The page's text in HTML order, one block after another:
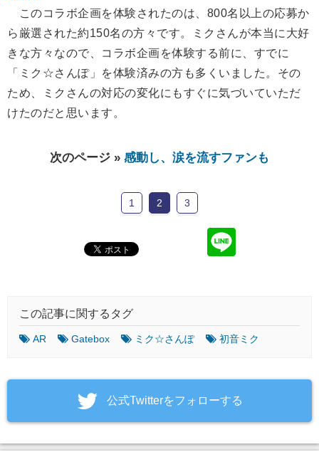
このコラボ企画を体験されたのは、800名以上の応募か
ら厳選された約150名の方々です。ミクさんが本当に大好
きな方々なので、コラボ企画を体験する前に、すでに
「ミク☆さんぽ」を体験済みの方も多くいました。その
ため、ミクさんの対応の変化にもすぐに気づいていただ
けたのだと思います。
次のページ » 感動し、涙を流すファンも
1 2 3
この記事に関するタグ
AR Gatebox ミク☆さんぽ 初音ミク
‎公式Twitterをフォローする